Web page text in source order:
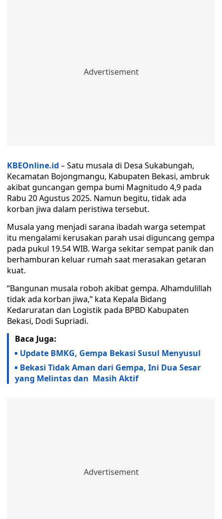
KBEOnline.id – Satu musala di Desa Sukabungah,
Kecamatan Bojongmangu, Kabupaten Bekasi, ambruk
akibat guncangan gempa bumi Magnitudo 4,9 pada
Rabu 20 Agustus 2025. Namun begitu, tidak ada
korban jiwa dalam peristiwa tersebut.
Musala yang menjadi sarana ibadah warga setempat
itu mengalami kerusakan parah usai diguncang gempa
pada pukul 19.54 WIB. Warga sekitar sempat panik dan
berhamburan keluar rumah saat merasakan getaran
kuat.
“Bangunan musala roboh akibat gempa. Alhamdulillah
tidak ada korban jiwa,” kata Kepala Bidang
Kedaruratan dan Logistik pada BPBD Kabupaten
Bekasi, Dodi Supriadi.
Baca Juga:
Update BMKG, Gempa Bekasi Susul Menyusul
Bekasi Tidak Aman dari Gempa, Ini Dua Sesar
yang Melintas dan Masih Aktif